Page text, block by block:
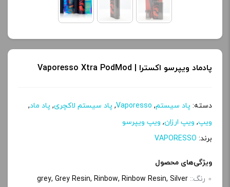
پادماد ویپرسو اکسترا | Vaporesso Xtra PodMod
دسته: پاد سیستم,
Vaporesso
, پاد سیستم لاکچری, پاد ماد,
ویپ, ویپ ارزان, ویپ ویپرسو
برند: VAPORESSO
ویژگی‌های محصول
رنگ:: grey, Grey Resin, Rinbow, Rinbow Resin, Silver